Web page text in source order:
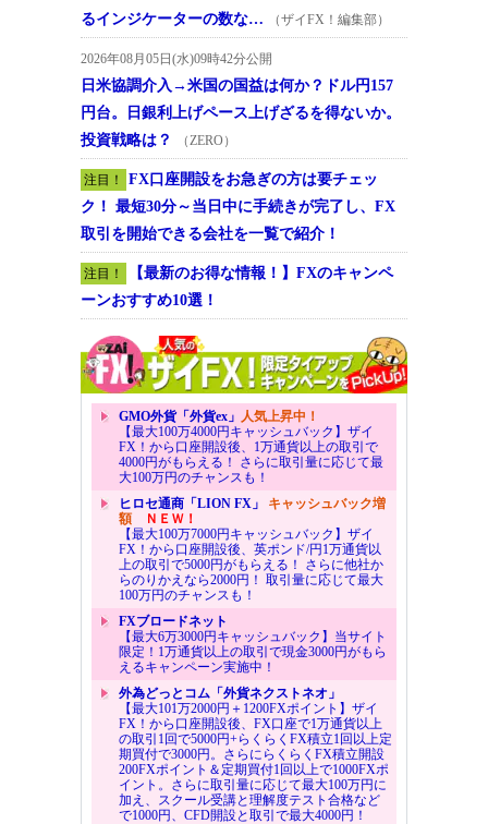
るインジケーターの数な… （ザイFX！編集部）
2026年08月05日(水)09時42分公開
日米協調介入→米国の国益は何か？ドル円157
円台。日銀利上げペース上げざるを得ないか。
投資戦略は？
（ZERO）
注目！
FX口座開設をお急ぎの方は要チェッ
ク！ 最短30分～当日中に手続きが完了し、FX
取引を開始できる会社を一覧で紹介！
注目！
【最新のお得な情報！】FXのキャンペ
ーンおすすめ10選！
GMO外貨「外貨ex」 人気上昇中！
【最大100万4000円キャッシュバック】ザイ
FX！から口座開設後、1万通貨以上の取引で
4000円がもらえる！ さらに取引量に応じて最
大100万円のチャンスも！
ヒロセ通商「LION FX」 キャッシュバック増
額ＮＥＷ！
【最大100万7000円キャッシュバック】ザイ
FX！から口座開設後、英ポンド/円1万通貨以
上の取引で5000円がもらえる！ さらに他社か
らのりかえなら2000円！ 取引量に応じて最大
100万円のチャンスも！
FXブロードネット
【最大6万3000円キャッシュバック】当サイト
限定！1万通貨以上の取引で現金3000円がもら
えるキャンペーン実施中！
外為どっとコム「外貨ネクストネオ」
【最大101万2000円＋1200FXポイント】ザイ
FX！から口座開設後、FX口座で1万通貨以上
の取引1回で5000円+らくらくFX積立1回以上定
期買付で3000円。さらにらくらくFX積立開設
200FXポイント＆定期買付1回以上で1000FXポ
イント。さらに取引量に応じて最大100万円に
加え、スクール受講と理解度テスト合格など
で1000円、CFD開設と取引で最大4000円！